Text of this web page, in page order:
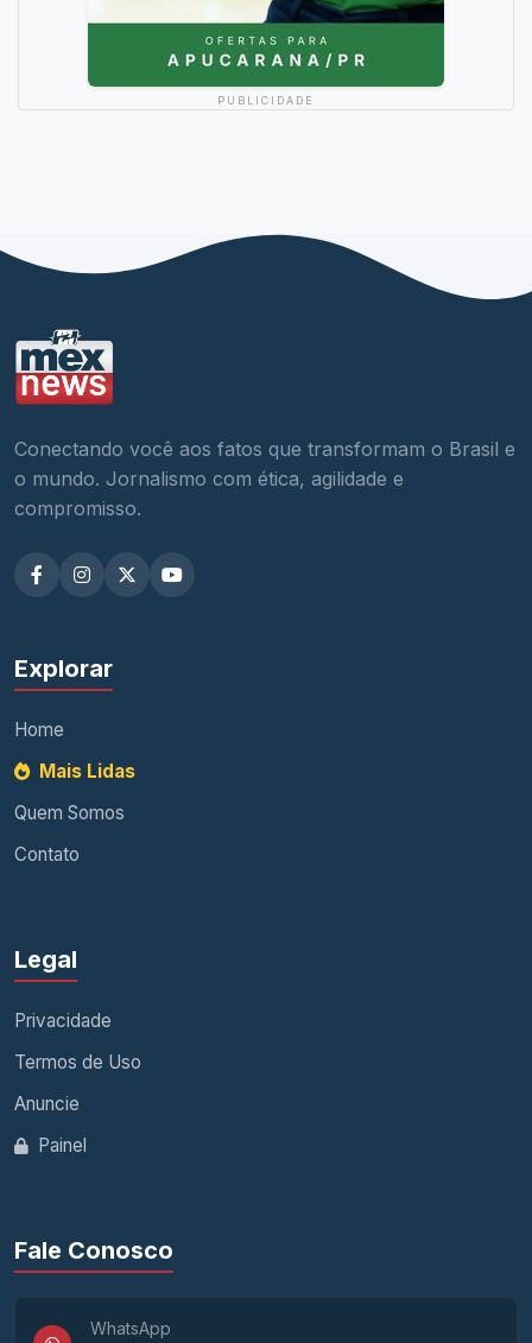
PUBLICIDADE
Conectando você aos fatos que transformam o Brasil e
o mundo. Jornalismo com ética, agilidade e
compromisso.
Explorar
Home
Mais Lidas
Quem Somos
Contato
Legal
Privacidade
Termos de Uso
Anuncie
Painel
Fale Conosco
WhatsApp